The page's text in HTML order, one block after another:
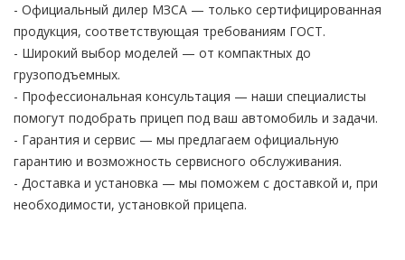
- Официальный дилер МЗСА — только сертифицированная
продукция, соответствующая требованиям ГОСТ.
- Широкий выбор моделей — от компактных до
грузоподъемных.
- Профессиональная консультация — наши специалисты
помогут подобрать прицеп под ваш автомобиль и задачи.
- Гарантия и сервис — мы предлагаем официальную
гарантию и возможность сервисного обслуживания.
- Доставка и установка — мы поможем с доставкой и, при
необходимости, установкой прицепа.